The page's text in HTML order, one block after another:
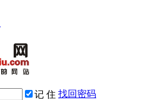
记 住 找回密码